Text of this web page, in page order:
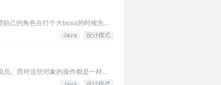
己的角色在打个大boss的时候先保
Java 设计模式
员。而对这些对象的操作都是一样